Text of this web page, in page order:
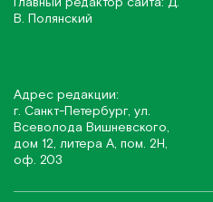
В. Полянский
Адрес редакции:
г. Санкт-Петербург, ул.
Всеволода Вишневского,
дом 12, литера А, пом. 2Н,
оф. 203